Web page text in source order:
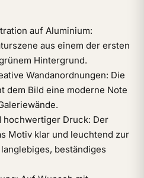
auf Aluminium:
aus einem der ersten
Hintergrund.
Wandanordnungen: Die
dem Bild eine moderne Note
hochwertiger Druck: Der
Motiv klar und leuchtend zur
beständiges